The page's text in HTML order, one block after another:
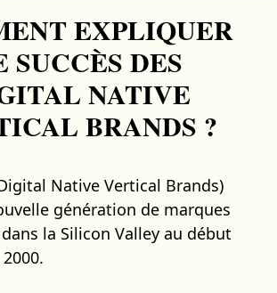
EXPLIQUER
SUCCÈS DES
NATIVE
BRANDS ?
Native Vertical Brands)
génération de marques
la Silicon Valley au début